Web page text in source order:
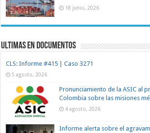
18 junio, 2026
Ultimas en documentos
CLS: Informe #415 | Caso 3271
5 agosto, 2026
Pronunciamiento de la ASIC al
Colombia sobre las misiones
4 agosto, 2026
Informe alerta sobre el